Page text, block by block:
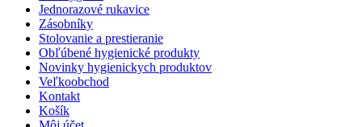
Jednorazové rukavice
Zásobníky
Stolovanie a prestieranie
Obľúbené hygienické produkty
Novinky hygienickych produktov
Veľkoobchod
Kontakt
Košík